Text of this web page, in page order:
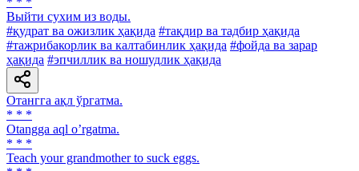
Выйти сухим из воды.
#қудрат ва ожизлик ҳақида #тақдир ва тадбир ҳақида
#тажрибакорлик ва калтабинлик ҳақида #фойда ва зарар
ҳақида #эпчиллик ва ношудлик ҳақида
Отангга ақл ўргатма.
* * *
Otangga aql oʼrgatma.
* * *
Teach your grandmother to suck eggs.